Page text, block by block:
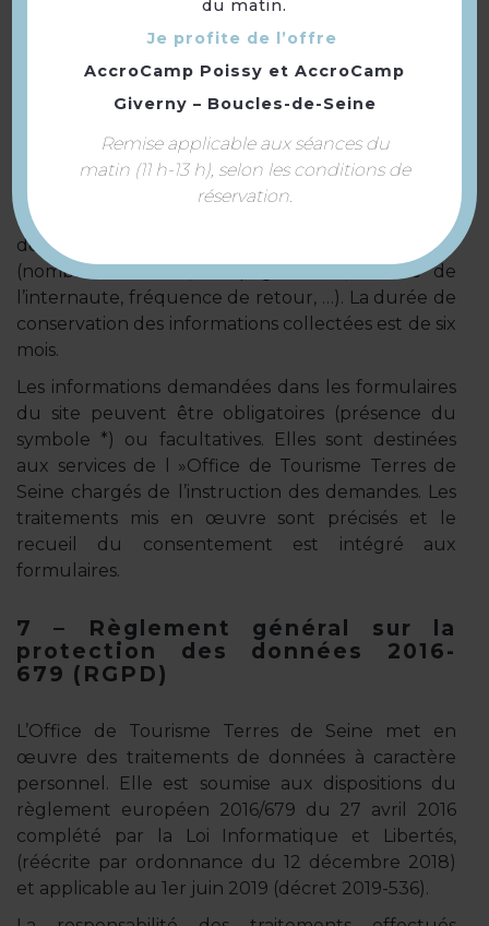
votre insu ni cédée à des tiers.
sur le matériel de l’internaute. Il ne permet pas
l’identification mais il enregistre des informations
relatives à la navigation sur le site de l’Office de
Tourisme de Lons-Le-Saunier. La finalité principale
de ce cookie est d’adapter le site aux demandes
des internautes et de mesurer l’audience
(nombre de visites, de pages vues, activité de
l’internaute, fréquence de retour, …). La durée de
conservation des informations collectées est de six
mois.
Les informations demandées dans les formulaires
du site peuvent être obligatoires (présence du
symbole *) ou facultatives. Elles sont destinées
aux services de l »Office de Tourisme Terres de
Seine chargés de l’instruction des demandes. Les
traitements mis en œuvre sont précisés et le
recueil du consentement est intégré aux
formulaires.
7 – Règlement général sur la
protection des données 2016-
679 (RGPD)
L’Office de Tourisme Terres de Seine met en
œuvre des traitements de données à caractère
personnel. Elle est soumise aux dispositions du
règlement européen 2016/679 du 27 avril 2016
complété par la Loi Informatique et Libertés,
(réécrite par ordonnance du 12 décembre 2018)
et applicable au 1er juin 2019 (décret 2019-536).
du matin.
Je profite de l’offre
AccroCamp Poissy et AccroCamp
Giverny – Boucles-de-Seine
Remise applicable aux séances du
matin (11 h-13 h), selon les conditions de
réservation.